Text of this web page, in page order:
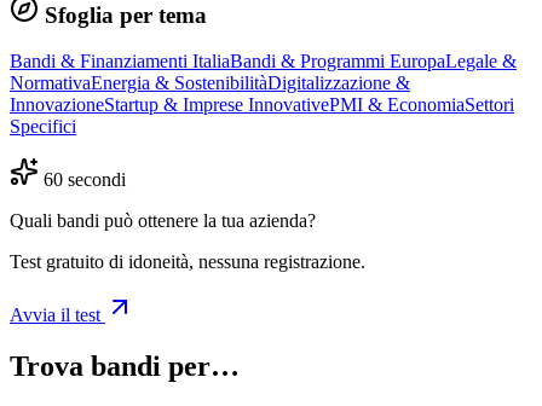
Sfoglia per tema
Bandi & Finanziamenti ItaliaBandi & Programmi EuropaLegale &
NormativaEnergia & SostenibilitàDigitalizzazione &
InnovazioneStartup & Imprese InnovativePMI & EconomiaSettori
Specifici
60 secondi
Quali bandi può ottenere la tua azienda?
Test gratuito di idoneità, nessuna registrazione.
Avvia il test
Trova bandi per…